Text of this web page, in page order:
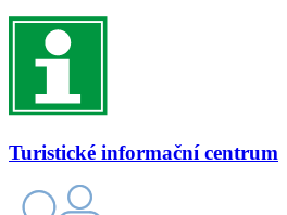
Turistické informační centrum